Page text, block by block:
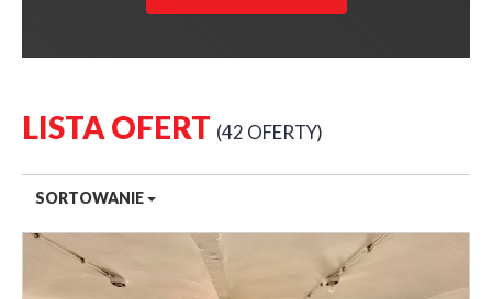
LISTA OFERT 42 OFERTY
SORTOWANIE